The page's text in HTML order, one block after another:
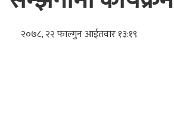
२०७८, २२ फाल्गुन आईतवार १३:१९